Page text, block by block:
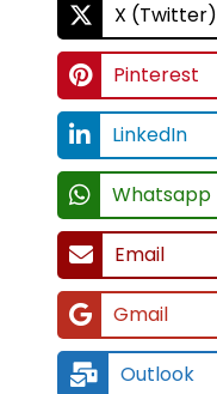
X (Twitter)
Pinterest
LinkedIn
Whatsapp
Email
Gmail
Outlook